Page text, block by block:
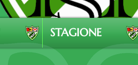
STAGIONE